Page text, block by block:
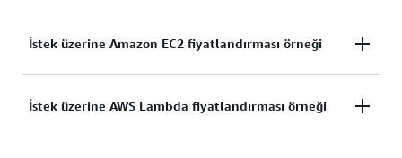
İstek üzerine Amazon EC2 fiyatlandırması örneği
Her derlemenin 5 dakika çalıştığı
İstek üzerine AWS Lambda fiyatlandırması örneği